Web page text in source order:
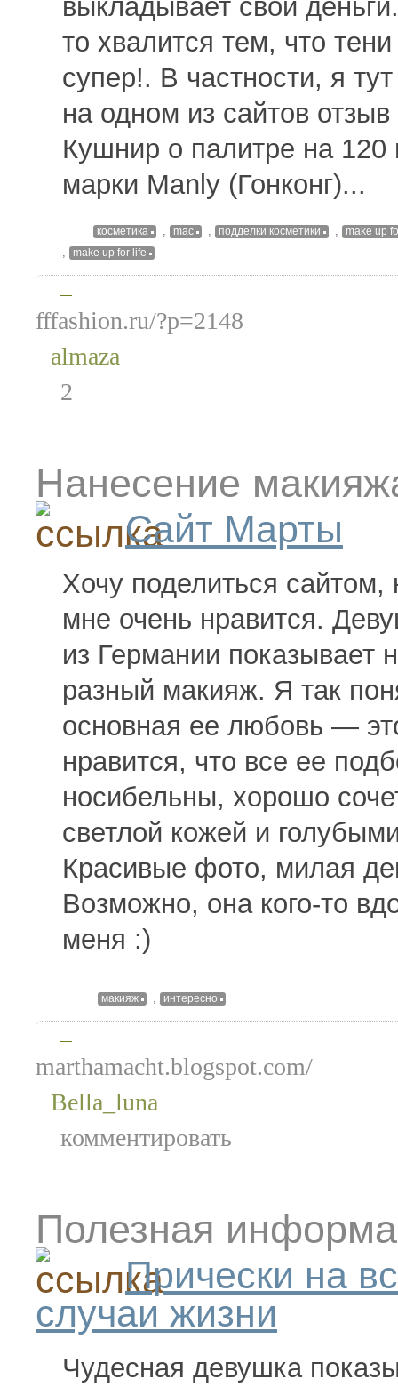
выкладывает свои
то хвалится тем, что
супер!. В частности, я
на одном из сайтов
Кушнир о палитре на 120
марки Manly (Гонконг)...
косметика , mac , подделки косметики , make up
, make up for life
—
fffashion.ru/?p=2148
almaza
2
Нанесение
Сайт Марты
Хочу поделиться сайтом,
мне очень нравится.
из Германии показывает
разный макияж. Я так
основная ее любовь —
нравится, что все ее
носибельны, хорошо
светлой кожей и
Красивые фото, милая
Возможно, она кого-то
меня :)
макияж , интересно
—
marthamacht.blogspot.com/
Bella_luna
комментировать
Полезная
Прически на
случаи жизни
Чудесная девушка